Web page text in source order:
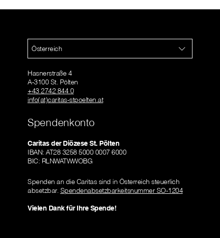
Österreich
Hasnerstraße 4
A-3100 St. Pölten
+43 2742 844 0
info(at)caritas-stpoelten.at
Spendenkonto
Caritas der Diözese St. Pölten
IBAN: AT28 3258 5000 0007 6000
BIC: RLNWATWWOBG
Spenden an die Caritas sind in Österreich steuerlich
absetzbar. Spendenabsetzbarkeitsnummer SO-1204
Vielen Dank für Ihre Spende!